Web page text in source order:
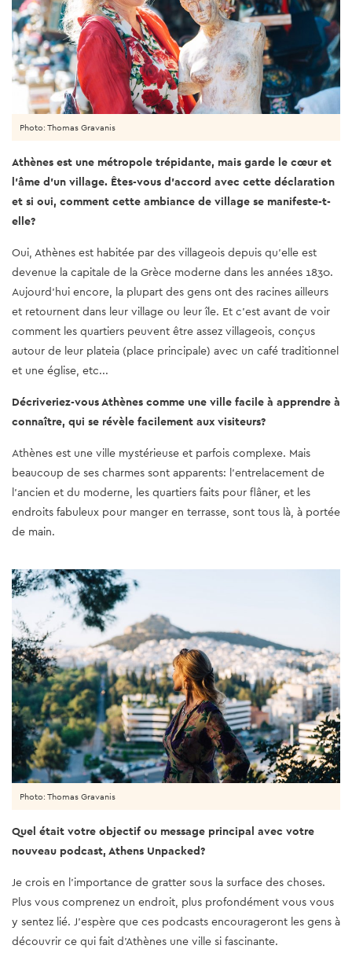
Photo: Thomas Gravanis
Athènes est une métropole trépidante, mais garde le cœur et
l'âme d'un village. Êtes-vous d'accord avec cette déclaration
et si oui, comment cette ambiance de village se manifeste-t-
elle?
Oui, Athènes est habitée par des villageois depuis qu'elle est
devenue la capitale de la Grèce moderne dans les années 1830.
Aujourd'hui encore, la plupart des gens ont des racines ailleurs
et retournent dans leur village ou leur île. Et c’est avant de voir
comment les quartiers peuvent être assez villageois, conçus
autour de leur plateia (place principale) avec un café traditionnel
et une église, etc...
Décriveriez-vous Athènes comme une ville facile à apprendre à
connaître, qui se révèle facilement aux visiteurs?
Athènes est une ville mystérieuse et parfois complexe. Mais
beaucoup de ses charmes sont apparents: l'entrelacement de
l'ancien et du moderne, les quartiers faits pour flâner, et les
endroits fabuleux pour manger en terrasse, sont tous là, à portée
de main.
Quel était votre objectif ou message principal avec votre
nouveau podcast, Athens Unpacked?
Je crois en l’importance de gratter sous la surface des choses.
Plus vous comprenez un endroit, plus profondément vous vous
y sentez lié. J'espère que ces podcasts encourageront les gens à
découvrir ce qui fait d'Athènes une ville si fascinante.
Photo: Thomas Gravanis